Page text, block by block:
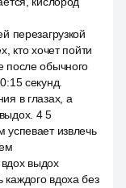
перезагрузкой
кто хочет пойти
после обычного
секунд.
в глазах, а
4 5
успевает извлечь
выдох
каждого вдоха без